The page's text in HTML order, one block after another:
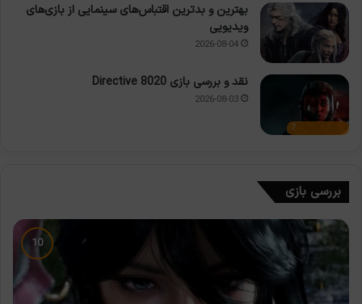
بهترین و بدترین اقتباس‌های سینمایی از بازی‌های
ویدیویی
2026-08-04
7
نقد و بررسی بازی Directive 8020
2026-08-03
بررسی بازی